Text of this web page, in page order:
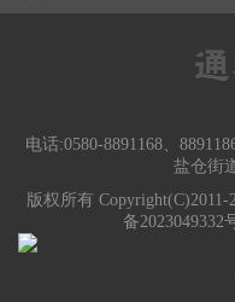
电话:0580-8891168、
盐仓街
版权所有
备2023049332